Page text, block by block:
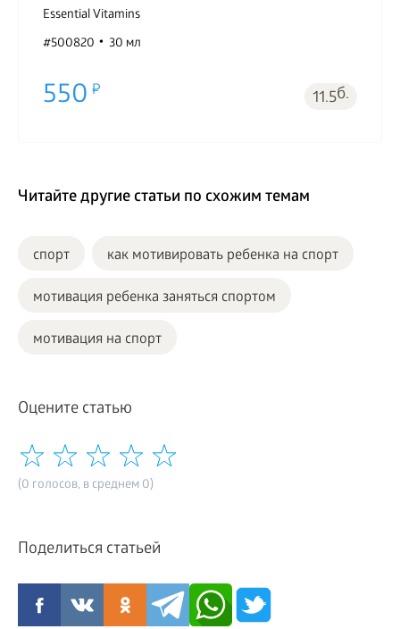
Essential Vitamins
#500820
30 мл
550 11.5б.
Читайте другие статьи по схожим темам
спорт как мотивировать ребенка на спорт
мотивация ребенка заняться спортом
мотивация на спорт
Оцените статью
(0 голосов, в среднем 0)
Поделиться статьей